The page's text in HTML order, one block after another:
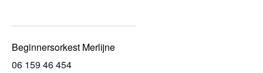
Beginnersorkest Merlijne
06 159 46 454